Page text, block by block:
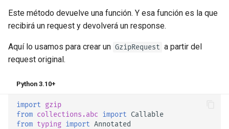
Este método devuelve una función. Y esa función es la que
recibirá un request y devolverá un response.
Aquí lo usamos para crear un GzipRequest a partir del
request original.
Python 3.10+
import gzip
from collections.abc import Callable
from typing import Annotated